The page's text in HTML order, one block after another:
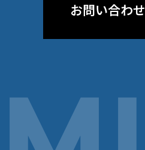
お問い合わせ